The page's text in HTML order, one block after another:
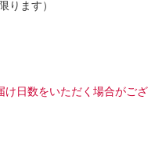
ります）
け日数をいただく場合がござ